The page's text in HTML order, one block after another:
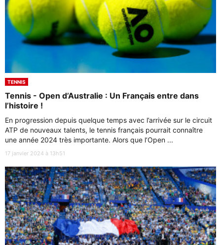
TENNIS
Tennis - Open d’Australie : Un Français entre dans
l’histoire !
En progression depuis quelque temps avec l’arrivée sur le circuit
ATP de nouveaux talents, le tennis français pourrait connaître
une année 2024 très importante. Alors que l’Open ...
17 janvier 2024 à 13h51